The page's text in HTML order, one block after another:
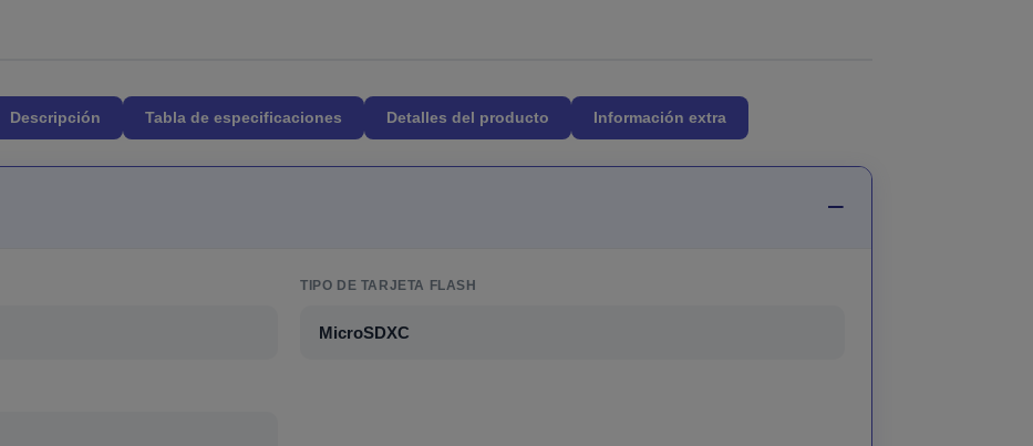
Descripción Tabla de especificaciones Detalles del producto Información extra
TIPO DE TARJETA FLASH
MicroSDXC